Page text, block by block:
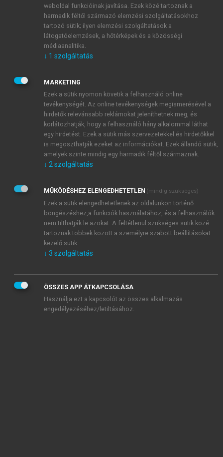
E-MAIL-CÍM
JELSZÓ
JELSZÓ ÚJRA
Kérek értesítést a MeRSZ újdonságairól, akcióiról.
Kérek értesítést az Akadémiai Kiadó Zrt. újdonságairól,
Adatkezelési tájékoztatóbanfoglaltakat tudomásul
veszem és elfogadom.
Általános vásárlási feltételeket, valamint a szotar.netés a
mersz.huoldalak licencszerződéseiben foglaltakat
tudomásul veszem és elfogadom.
KIPRÓBÁLOM
weboldal funkcióinak javítása. Ezek közé tartoznak a
harmadik féltől származó elemzési szolgáltatásokhoz
tartozó sütik; ilyen elemzési szolgáltatások a
látogatóelemzések, a hőtérképek és a közösségi
médiaanalitika.
↓ 1 szolgáltatás
MARKETING
Ezek a sütik nyomon követik a felhasználó online
tevékenységét. Az online tevékenységek megismerésével a
hirdetők relevánsabb reklámokat jeleníthetnek meg, és
korlátozhatják, hogy a felhasználó hány alkalommal láthat
egy hirdetést. Ezek a sütik más szervezetekkel és hirdetőkkel
is megoszthatják ezeket az információkat. Ezek állandó sütik,
amelyek szinte mindig egy harmadik féltől származnak.
↓ 2 szolgáltatás
MŰKÖDÉSHEZ ELENGEDHETETLEN (mindig szükséges)
Ezek a sütik elengedhetetlenek az oldalunkon történő
böngészéshez,a funkciók használatához, és a felhasználók
nem tilthatják le azokat. A feltétlenül szükséges sütik közé
tartoznak többek között a személyre szabott beállításokat
kezelő sütik.
↓ 3 szolgáltatás
ÖSSZES APP ÁTKAPCSOLÁSA
Használja ezt a kapcsolót az összes alkalmazás
engedélyezéséhez/letiltásához.